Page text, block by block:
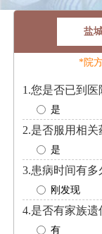
盐
*院
1.您是否已到医
是
2.是否服用相关
是
3.患病时间有多
刚发现
4.是否有家族遗
有